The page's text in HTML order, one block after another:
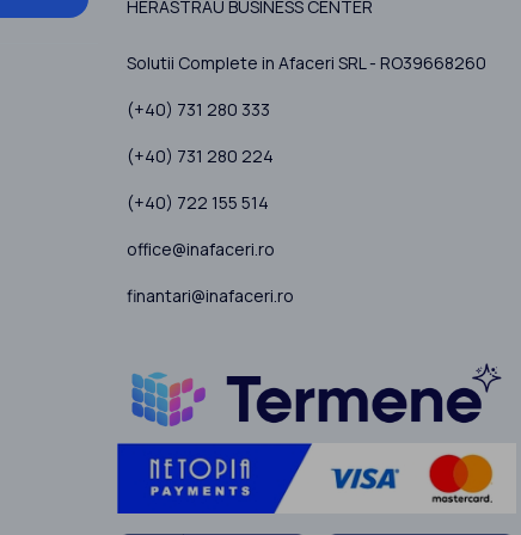
HERASTRAU BUSINESS CENTER
Solutii Complete in Afaceri SRL - RO39668260
(+40) 731 280 333
(+40) 731 280 224
(+40) 722 155 514
office@inafaceri.ro
finantari@inafaceri.ro